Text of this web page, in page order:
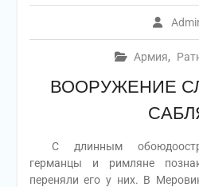
Армия,
ВООРУЖЕНИЕ
С длинным
германцы и римляне
переняли его у них. В